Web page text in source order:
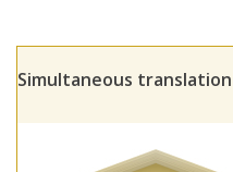
Simultaneous